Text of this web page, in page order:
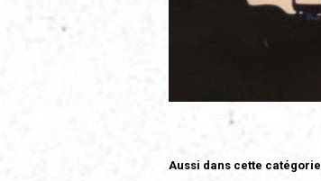
Aussi dans cette catégorie